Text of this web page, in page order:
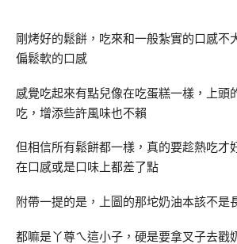
剛烤好的鬆餅，吃來和一般紮實的口感不
偏鬆軟的口感
感覺吃起來有點兒像在吃蛋糕一樣，上頭
吃，增添些許風味也不賴
但相信所有鬆餅都一樣，真的要趁熱吃才
在口感或是口味上都差了點
附帶一提的是，上圖的那坨奶油本該不是
都嘛是丫尊ㄟ這小子，硬是要拿叉子去戳